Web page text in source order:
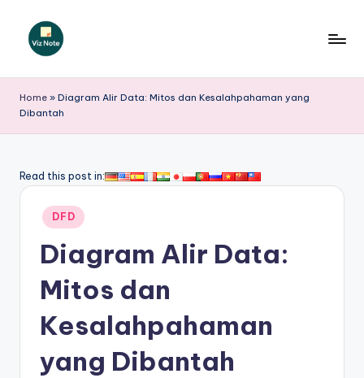
iz
N
t
Home » Diagram Alir Data: Mitos dan Kesalahpahaman yang
Dibantah
Read this post in:
Posted
in
DFD
Diagram Alir Data:
Mitos dan
Kesalahpahaman
yang Dibantah